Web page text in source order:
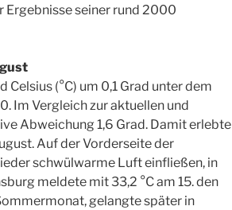
Ergebnisse seiner rund 2000
(°C) um 0,1 Grad unter dem
Im Vergleich zur aktuellen und
Abweichung 1,6 Grad. Damit erlebte
Auf der Vorderseite der
schwülwarme Luft einfließen, in
meldete mit 33,2 °C am 15. den
gelangte später in